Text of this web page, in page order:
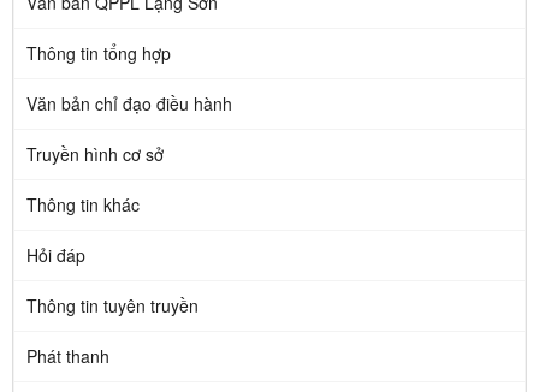
Thông tin tổng hợp
Văn bản chỉ đạo điều hành
Truyền hình cơ sở
Thông tin khác
Hỏi đáp
Thông tin tuyên truyền
Phát thanh